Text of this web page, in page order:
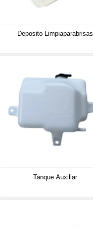
Deposito Limpiaparabrisas
Tanque Auxiliar